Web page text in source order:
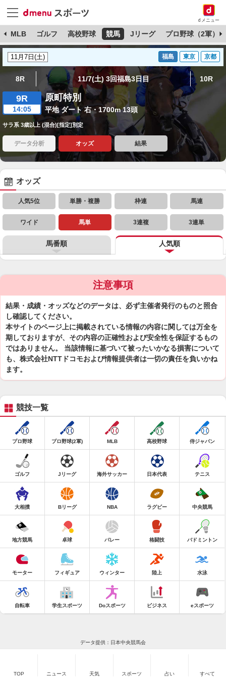
dメニュー
MLB ゴルフ 高校野球 競馬 Jリーグ プロ野球（2軍）
福島 東京 京都
8R 11/7(土) 3回福島3日目 10R
9R
14:05
原町特別
平地 ダート 右・1700m 13頭
サラ系 3歳以上 (混合)[指定]別定
データ分析 オッズ 結果
オッズ
人気5位 単勝・複勝 枠連 馬連
ワイド 馬単 3連複 3連単
馬番順 人気順
注意事項
結果・成績・オッズなどのデータは、必ず主催者発行のものと照合
し確認してください。
本サイトのページ上に掲載されている情報の内容に関しては万全を
期しておりますが、その内容の正確性および安全性を保証するもの
ではありません。 当該情報に基づいて被ったいかなる損害について
も、株式会社NTTドコモおよび情報提供者は一切の責任を負いかね
ます。
競技一覧
プロ野球 プロ野球(2軍) MLB 高校野球 侍ジャパン
ゴルフ Jリーグ 海外サッカー 日本代表 テニス
大相撲 Bリーグ NBA ラグビー 中央競馬
地方競馬 卓球 バレー 格闘技 バドミントン
モーター フィギュア ウィンター 陸上 水泳
自転車 学生スポーツ Doスポーツ ビジネス eスポーツ
データ提供：日本中央競馬会
TOP ニュース 天気 スポーツ 占い すべて